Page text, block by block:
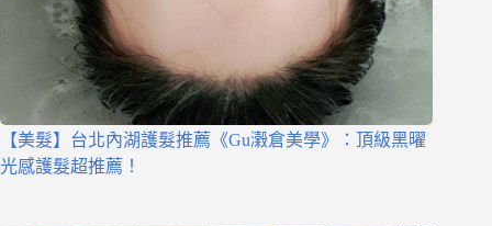
【美髮】台北內湖護髮推薦《Gu瀔倉美學》：頂級黑曜
光感護髮超推薦！